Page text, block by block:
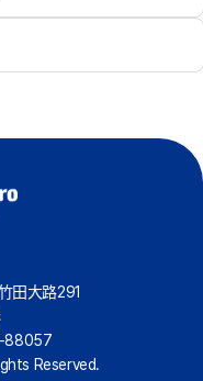
田大路291
88057
Reserved.